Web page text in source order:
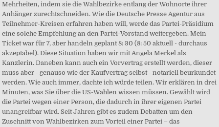
Mehrheiten, indem sie die Wahlbezirke entlang der Wohnorte ihrer
Anhänger zurechtschneiden. Wie die Deutsche Presse Agentur aus
Teilnehmer-Kreisen erfahren haben will, werde das Partei-Präsidium
eine solche Empfehlung an den Partei-Vorstand weitergeben. Mein
Ticket war für 7, aber handeln geplant 8: 30 (8: 50 aktuell - durchaus
akzeptabel). Diese Situation haben wir mit Angela Merkel als
Kanzlerin. Daneben kann auch ein Vorvertrag erstellt werden, dieser
muss aber - genauso wie der Kaufvertrag selbst - notariell beurkundet
werden. Wie auch immer, dachte ich würde teilen. Wir erklären in drei
Minuten, was Sie über die US-Wahlen wissen müssen. Gewählt wird
die Partei wegen einer Person, die dadurch in ihrer eigenen Partei
unangreifbar wird. Seit Jahren gibt es zudem Debatten um den
Zuschnitt von Wahlbezirken zum Vorteil einer Partei – das